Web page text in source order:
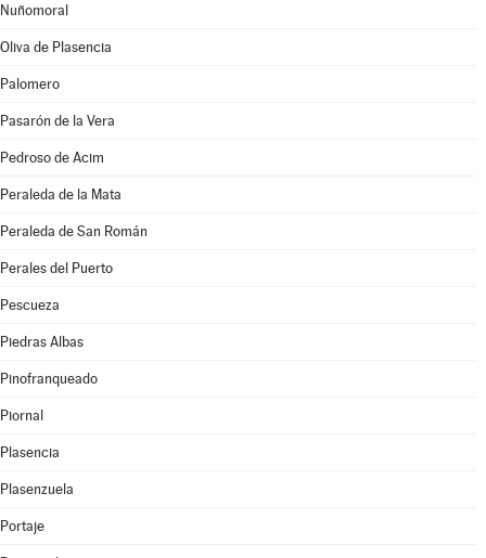
Nuñomoral
Oliva de Plasencia
Palomero
Pasarón de la Vera
Pedroso de Acim
Peraleda de la Mata
Peraleda de San Román
Perales del Puerto
Pescueza
Piedras Albas
Pinofranqueado
Piornal
Plasencia
Plasenzuela
Portaje